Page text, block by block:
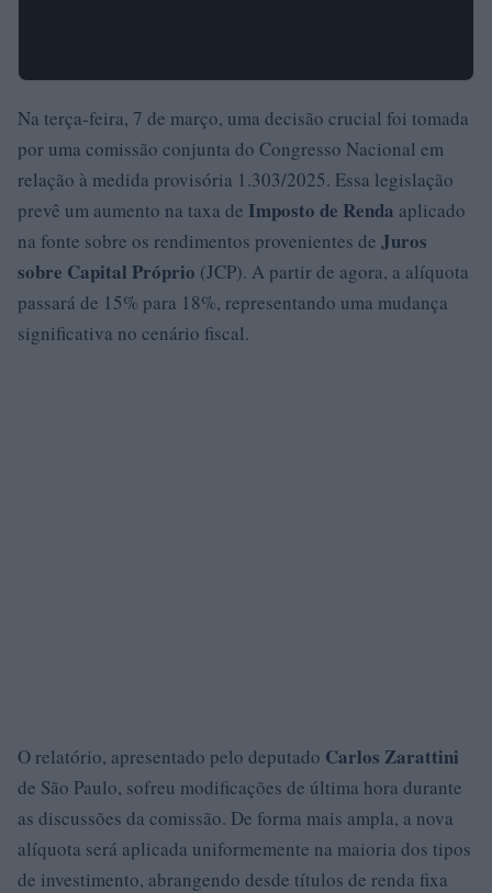
Na terça-feira, 7 de março, uma decisão crucial foi tomada
por uma comissão conjunta do Congresso Nacional em
relação à medida provisória 1.303/2025. Essa legislação
prevê um aumento na taxa de Imposto de Renda aplicado
na fonte sobre os rendimentos provenientes de Juros
sobre Capital Próprio (JCP). A partir de agora, a alíquota
passará de 15% para 18%, representando uma mudança
significativa no cenário fiscal.
O relatório, apresentado pelo deputado Carlos Zarattini
de São Paulo, sofreu modificações de última hora durante
as discussões da comissão. De forma mais ampla, a nova
alíquota será aplicada uniformemente na maioria dos tipos
de investimento, abrangendo desde títulos de renda fixa